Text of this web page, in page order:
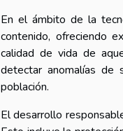
En el ámbito de la
contenido, ofreciendo
calidad de vida de
detectar anomalías de
población.
El desarrollo